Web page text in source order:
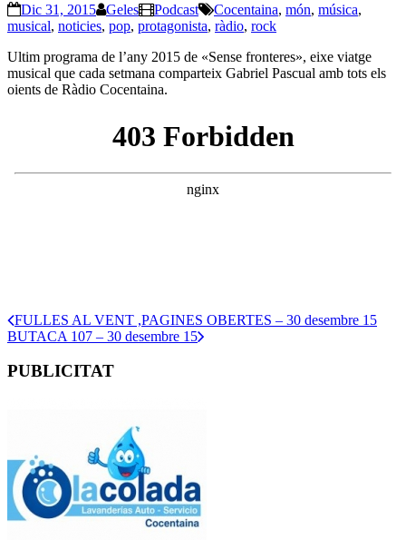
Dic 31, 2015 Geles Podcast Cocentaina, món, música,
musical, noticies, pop, protagonista, ràdio, rock
Ultim programa de l’any 2015 de «Sense fronteres», eixe viatge
musical que cada setmana comparteix Gabriel Pascual amb tots els
oients de Ràdio Cocentaina.
FULLES AL VENT ,PAGINES OBERTES – 30 desembre 15
BUTACA 107 – 30 desembre 15
PUBLICITAT